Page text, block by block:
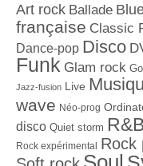
Art rock Ballade
française Classic
Dance-pop Disco
Funk Glam rock
Jazz-fusion Live
wave Néo-prog
disco Quiet storm R&B
Rock expérimental Rock